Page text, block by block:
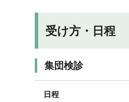
受け方・日程
集団検診
日程